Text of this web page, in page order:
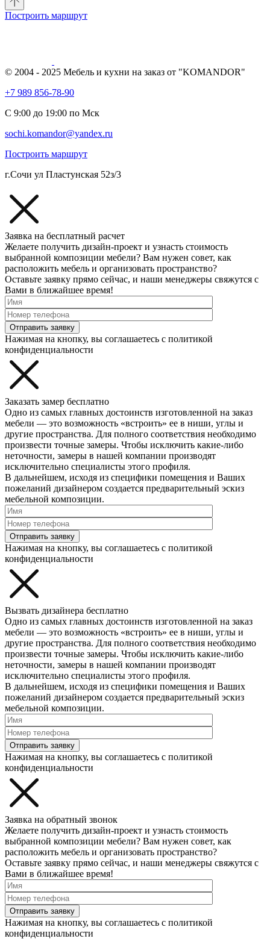
Построить маршрут
© 2004 - 2025 Мебель и кухни на заказ от "KOMANDOR"
+7 989 856-78-90
С 9:00 до 19:00 по Мск
sochi.komandor@yandex.ru
Построить маршрут
г.Сочи ул Пластунская 52з/3
Заявка на бесплатный расчет
Желаете получить дизайн-проект и узнасть стоимость
выбранной композиции мебели? Вам нужен совет, как
расположить мебель и организовать пространство?
Оставьте заявку прямо сейчас, и наши менеджеры свяжутся с
Вами в ближайшее время!
Отправить заявку
Нажимая на кнопку, вы соглашаетесь с политикой
конфиденциальности
Заказать замер бесплатно
Одно из самых главных достоинств изготовленной на заказ
мебели — это возможность «встроить» ее в ниши, углы и
другие пространства. Для полного соответствия необходимо
произвести точные замеры. Чтобы исключить какие-либо
неточности, замеры в нашей компании производят
исключительно специалисты этого профиля.
В дальнейшем, исходя из специфики помещения и Ваших
пожеланий дизайнером создается предварительный эскиз
мебельной композиции.
Отправить заявку
Нажимая на кнопку, вы соглашаетесь с политикой
конфиденциальности
Вызвать дизайнера бесплатно
Одно из самых главных достоинств изготовленной на заказ
мебели — это возможность «встроить» ее в ниши, углы и
другие пространства. Для полного соответствия необходимо
произвести точные замеры. Чтобы исключить какие-либо
неточности, замеры в нашей компании производят
исключительно специалисты этого профиля.
В дальнейшем, исходя из специфики помещения и Ваших
пожеланий дизайнером создается предварительный эскиз
мебельной композиции.
Отправить заявку
Нажимая на кнопку, вы соглашаетесь с политикой
конфиденциальности
Заявка на обратный звонок
Желаете получить дизайн-проект и узнасть стоимость
выбранной композиции мебели? Вам нужен совет, как
расположить мебель и организовать пространство?
Оставьте заявку прямо сейчас, и наши менеджеры свяжутся с
Вами в ближайшее время!
Отправить заявку
Нажимая на кнопку, вы соглашаетесь с политикой
конфиденциальности